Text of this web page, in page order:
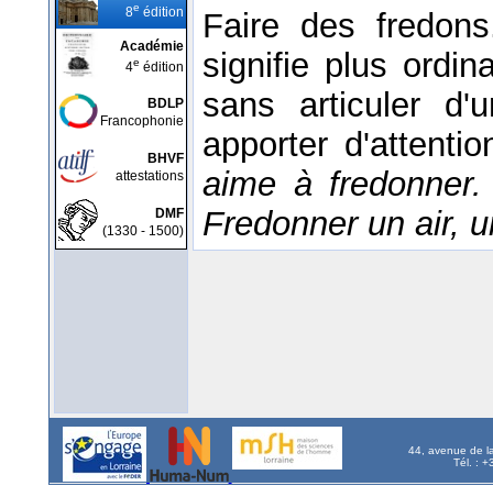
8e édition
Académie
4e édition
BDLP
Francophonie
BHVF
attestations
DMF
(1330 - 1500)
Faire des
signifie plus
sans articuler
apporter
aime à
Fredonner un air,
44, avenue de
Tél. :